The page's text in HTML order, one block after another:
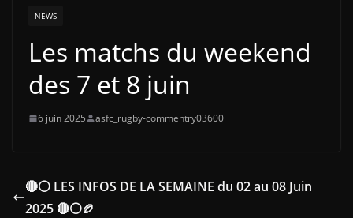
NEWS
Les matchs du weekend
des 7 et 8 juin
6 juin 2025 asfc_rugby-commentry03600
🔴⚪ LES INFOS DE LA SEMAINE du 02 au 08 Juin
2025 🔴⚪🏉